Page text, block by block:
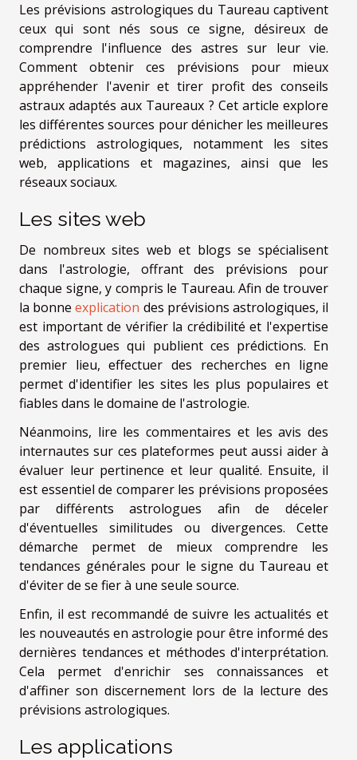
Les prévisions astrologiques du Taureau captivent
ceux qui sont nés sous ce signe, désireux de
comprendre l'influence des astres sur leur vie.
Comment obtenir ces prévisions pour mieux
appréhender l'avenir et tirer profit des conseils
astraux adaptés aux Taureaux ? Cet article explore
les différentes sources pour dénicher les meilleures
prédictions astrologiques, notamment les sites
web, applications et magazines, ainsi que les
réseaux sociaux.
Les sites web
De nombreux sites web et blogs se spécialisent
dans l'astrologie, offrant des prévisions pour
chaque signe, y compris le Taureau. Afin de trouver
la bonneexplication des prévisions astrologiques, il
est important de vérifier la crédibilité et l'expertise
des astrologues qui publient ces prédictions. En
premier lieu, effectuer des recherches en ligne
permet d'identifier les sites les plus populaires et
fiables dans le domaine de l'astrologie.
Néanmoins, lire les commentaires et les avis des
internautes sur ces plateformes peut aussi aider à
évaluer leur pertinence et leur qualité. Ensuite, il
est essentiel de comparer les prévisions proposées
par différents astrologues afin de déceler
d'éventuelles similitudes ou divergences. Cette
démarche permet de mieux comprendre les
tendances générales pour le signe du Taureau et
d'éviter de se fier à une seule source.
Enfin, il est recommandé de suivre les actualités et
les nouveautés en astrologie pour être informé des
dernières tendances et méthodes d'interprétation.
Cela permet d'enrichir ses connaissances et
d'affiner son discernement lors de la lecture des
prévisions astrologiques.
Les applications